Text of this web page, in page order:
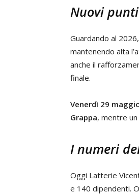
Nuovi
Guardando al
mantenendo alta
anche il
finale.
Venerdì 29
Grappa, mentre
I numeri
Oggi Latterie
e 140 dipendenti.